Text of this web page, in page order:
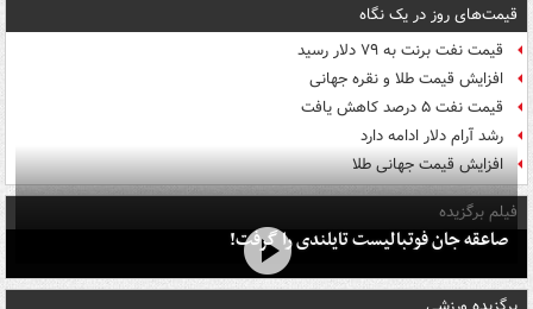
قیمت‌های روز در یک نگاه
قیمت نفت برنت به ۷۹ دلار رسید
افزایش قیمت طلا و نقره جهانی
قیمت نفت ۵ درصد کاهش یافت
رشد آرام دلار ادامه دارد
افزایش قیمت جهانی طلا
فیلم برگزیده
صاعقه جان فوتبالیست تایلندی را گرفت!